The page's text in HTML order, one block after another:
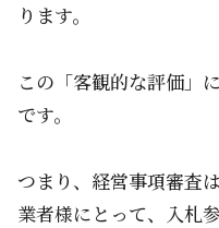
ります。
この「客観的な評価」
です。
つまり、経営事項審査
業者様にとって、入札